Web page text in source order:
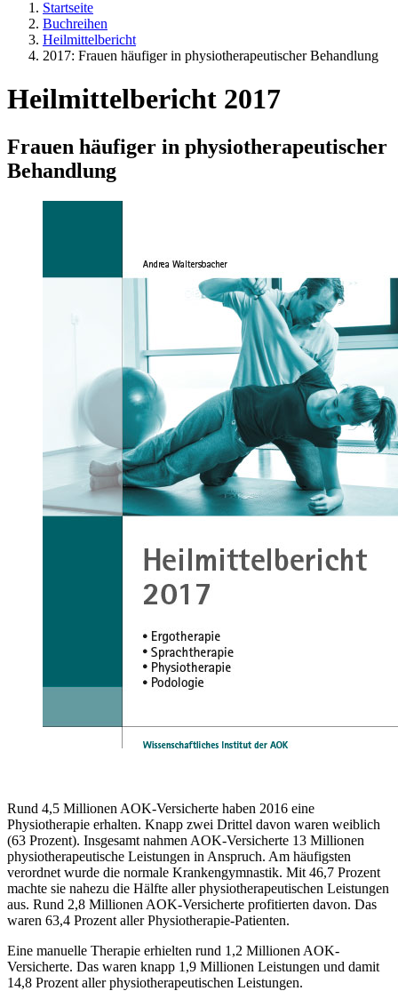
Startseite
Buchreihen
Heilmittelbericht
2017: Frauen häufiger in physiotherapeutischer Behandlung
Heilmittelbericht 2017
Frauen häufiger in physiotherapeutischer
Behandlung
Rund 4,5 Millionen AOK-Versicherte haben 2016 eine
Physiotherapie erhalten. Knapp zwei Drittel davon waren weiblich
(63 Prozent). Insgesamt nahmen AOK-Versicherte 13 Millionen
physiotherapeutische Leistungen in Anspruch. Am häufigsten
verordnet wurde die normale Krankengymnastik. Mit 46,7 Prozent
machte sie nahezu die Hälfte aller physiotherapeutischen Leistungen
aus. Rund 2,8 Millionen AOK-Versicherte profitierten davon. Das
waren 63,4 Prozent aller Physiotherapie-Patienten.
Eine manuelle Therapie erhielten rund 1,2 Millionen AOK-
Versicherte. Das waren knapp 1,9 Millionen Leistungen und damit
14,8 Prozent aller physiotherapeutischen Leistungen.